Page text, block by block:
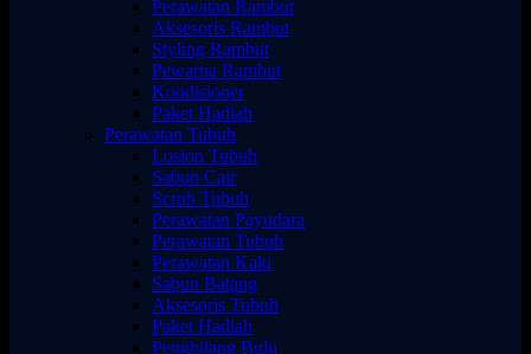
Perawatan Rambut
Aksesoris Rambut
Styling Rambut
Pewarna Rambut
Kondisioner
Paket Hadiah
Perawatan Tubuh
Losion Tubuh
Sabun Cair
Scrub Tubuh
Perawatan Payudara
Perawatan Tubuh
Perawatan Kaki
Sabun Batang
Aksesoris Tubuh
Paket Hadiah
Penghilang Bulu